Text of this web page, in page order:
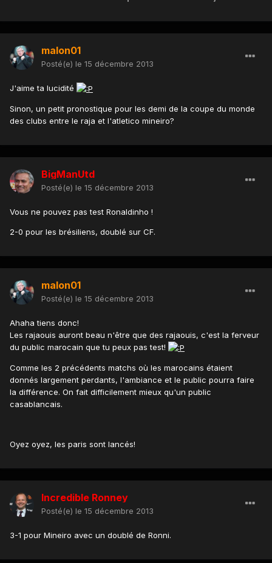
malon01
Posté(e) le 15 décembre 2013
J'aime ta lucidité
Sinon, un petit pronostique pour les demi de la coupe du monde
des clubs entre le raja et l'atletico mineiro?
BigManUtd
Posté(e) le 15 décembre 2013
Vous ne pouvez pas test Ronaldinho !
2-0 pour les brésiliens, doublé sur CF.
malon01
Posté(e) le 15 décembre 2013
Ahaha tiens donc!
Les rajaouis auront beau n'être que des rajaouis, c'est la ferveur
du public marocain que tu peux pas test!
Comme les 2 précédents matchs où les marocains étaient
donnés largement perdants, l'ambiance et le public pourra faire
la différence. On fait difficilement mieux qu'un public
casablancais.
Oyez oyez, les paris sont lancés!
Incredible Ronney
Posté(e) le 15 décembre 2013
3-1 pour Mineiro avec un doublé de Ronni.